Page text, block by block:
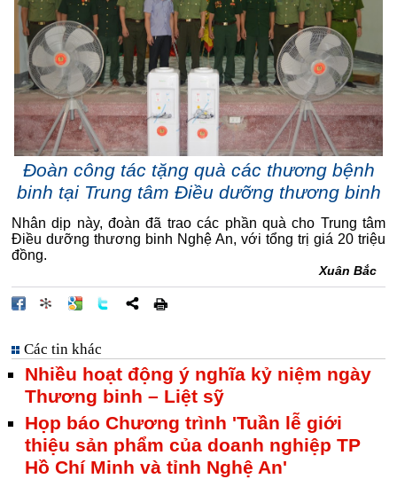
Đoàn công tác tặng quà các thương bệnh
binh tại Trung tâm Điều dưỡng thương binh
Nhân dịp này, đoàn đã trao các phần quà cho Trung tâm
Điều dưỡng thương binh Nghệ An, với tổng trị giá 20 triệu
đồng.
Xuân Bắc
Các tin khác
Nhiều hoạt động ý nghĩa kỷ niệm ngày
Thương binh – Liệt sỹ
Họp báo Chương trình 'Tuần lễ giới
thiệu sản phẩm của doanh nghiệp TP
Hồ Chí Minh và tỉnh Nghệ An'